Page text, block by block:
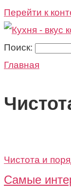
Перейти к
Поиск:
Главная
Чистота и
Самые